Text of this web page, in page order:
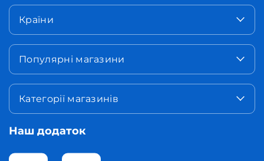
Країни
Популярні магазини
Категорії магазинів
Наш додаток